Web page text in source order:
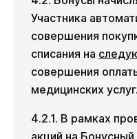
Участника
совершения
списания на
совершения
медицинских услуг.
4.2.1. В рамках
акций на Бонусный